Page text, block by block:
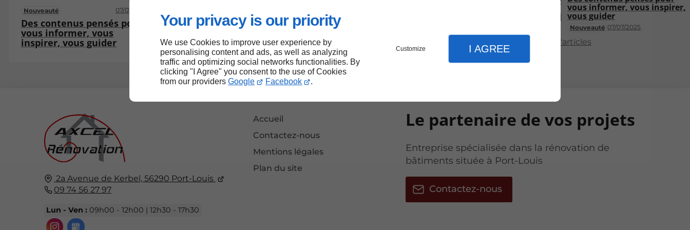
Your privacy is our priority
We use Cookies to improve user experience by
personalising content and ads, as well as analyzing
traffic and optimizing social networks functionalities. By
clicking "I Agree" you consent to the use of Cookies
from our providers Google Facebook .
Customize I AGREE
Nouveauté 07/07/2025
vous informer, vous inspirer,
vous guider
Plus d'articles
Nouveauté 07/07/2025
Des contenus pensés pour
vous informer, vous
inspirer, vous guider
2a Avenue de Kerbel, 56290 Port-Louis
09 74 56 27 97
Lun - Ven : 09h00 - 12h00 | 12h30 - 17h30
Accueil
Contactez-nous
Mentions légales
Plan du site
Le partenaire de vos projets
Entreprise spécialisée dans la rénovation de
bâtiments située à Port-Louis
Contactez-nous